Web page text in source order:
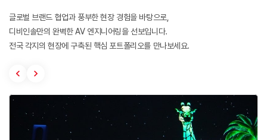
글로벌 브랜드 협업과 풍부한 현장 경험을 바탕으로,
디비인솔만의 완벽한 AV 엔지니어링을 선보입니다.
전국 각지의 현장에 구축된 핵심 포트폴리오를 만나보세요.